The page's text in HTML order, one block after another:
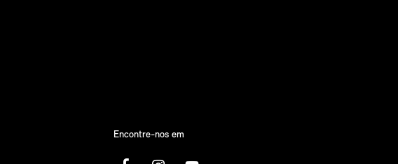
Encontre-nos em